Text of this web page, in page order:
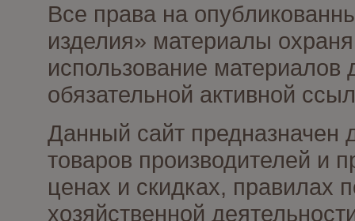
Все права на
изделия» материалы
использование материалов
обязательной активной
Данный сайт предназначен
товаров производителей и
ценах и скидках, правилах
хозяйственной